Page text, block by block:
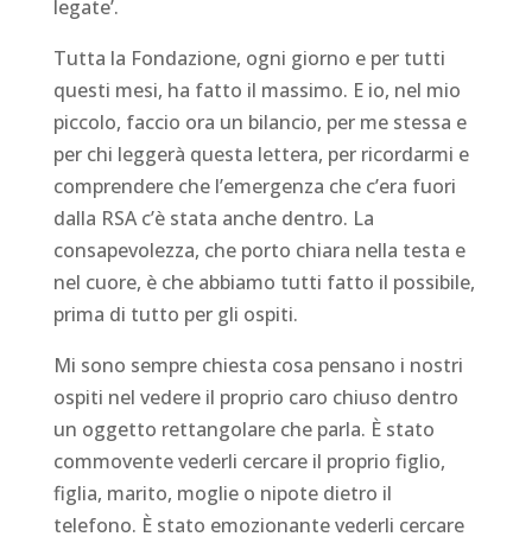
legate’.
Tutta la Fondazione, ogni giorno e per tutti
questi mesi, ha fatto il massimo. E io, nel mio
piccolo, faccio ora un bilancio, per me stessa e
per chi leggerà questa lettera, per ricordarmi e
comprendere che l’emergenza che c’era fuori
dalla RSA c’è stata anche dentro. La
consapevolezza, che porto chiara nella testa e
nel cuore, è che abbiamo tutti fatto il possibile,
prima di tutto per gli ospiti.
Mi sono sempre chiesta cosa pensano i nostri
ospiti nel vedere il proprio caro chiuso dentro
un oggetto rettangolare che parla. È stato
commovente vederli cercare il proprio figlio,
figlia, marito, moglie o nipote dietro il
telefono. È stato emozionante vederli cercare